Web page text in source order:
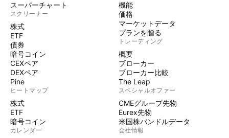
スーパーチャート
スクリーナー
株式
ETF
債券
暗号コイン
CEXペア
DEXペア
Pine
ヒートマップ
株式
ETF
暗号コイン
カレンダー
機能
価格
マーケットデータ
プランを贈る
トレーディング
概要
ブローカー
ブローカー比較
The Leap
スペシャルオファー
CMEグループ先物
Eurex先物
米国株バンドルデータ
会社情報